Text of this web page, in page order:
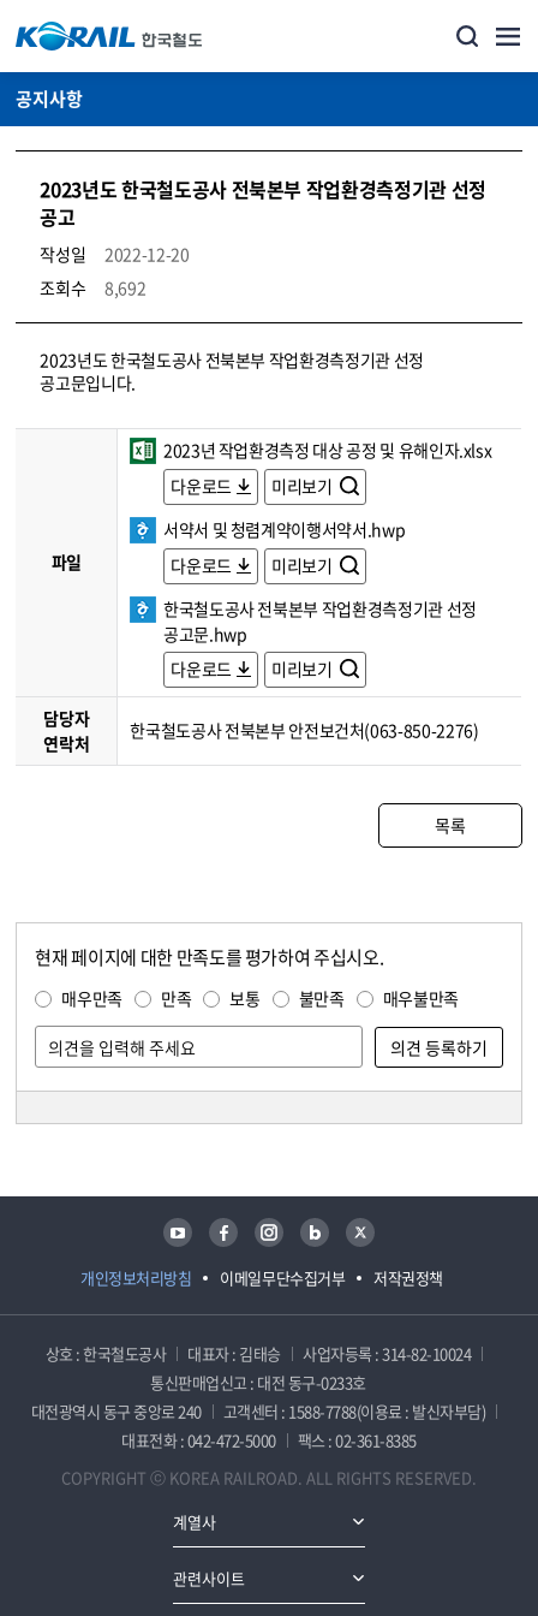
공지사항
2023년도 한국철도공사 전북본부 작업환경측정기관 선정
공고
작성일
2022-12-20
조회수
8,692
뉴스·홍보_공지사항 상세보기 – 내용, 파일, 담당자 연락처로 구성
2023년도 한국철도공사 전북본부 작업환경측정기관 선정
공고문입니다.
파일
2023년 작업환경측정 대상 공정 및 유해인자.xlsx
다운로드
미리보기
서약서 및 청렴계약이행서약서.hwp
다운로드
미리보기
한국철도공사 전북본부 작업환경측정기관 선정
공고문.hwp
다운로드
미리보기
담당자
연락처
한국철도공사 전북본부 안전보건처(063-850-2276)
목록
현재 페이지에 대한 만족도를 평가하여 주십시오.
매우만족 만족 보통 불만족 매우불만족
개인정보처리방침 이메일무단수집거부 저작권정책
유튜브 페이스북 인스타그램 블로그 트위터
상호 : 한국철도공사 대표자 : 김태승
사업자등록 : 314-82-10024
통신판매업신고 : 대전 동구-0233호
대전광역시 동구 중앙로 240
고객센터 : 1588-7788(이용료 : 발신자부담)
대표전화 : 042-472-5000
팩스 : 02-361-8385
COPYRIGHT ⓒ KOREA RAILROAD. ALL RIGHTS RESERVED.
계열사
관련사이트